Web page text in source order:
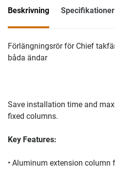
Beskrivning Specifikationer
Förlängningsrör för Chief
båda ändar
Save installation time and
fixed columns.
Key Features:
• Aluminum extension